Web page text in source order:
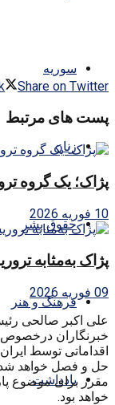
سوریه
زنان
حقوق بشر
فرهنگ و هنر
یادداشت
Share on Twitter
پست های مرتبط
پژاک؛ یک گروه
10 فوریه 2026
پژاک به‌مثابه
09 فوریه 2026
علی اکبر صالحی
خبرنگاران درخصوص
اقداماتی توسط
حل و فصل خواهد شد،
مقرر برای موضوع
خواهد بود.